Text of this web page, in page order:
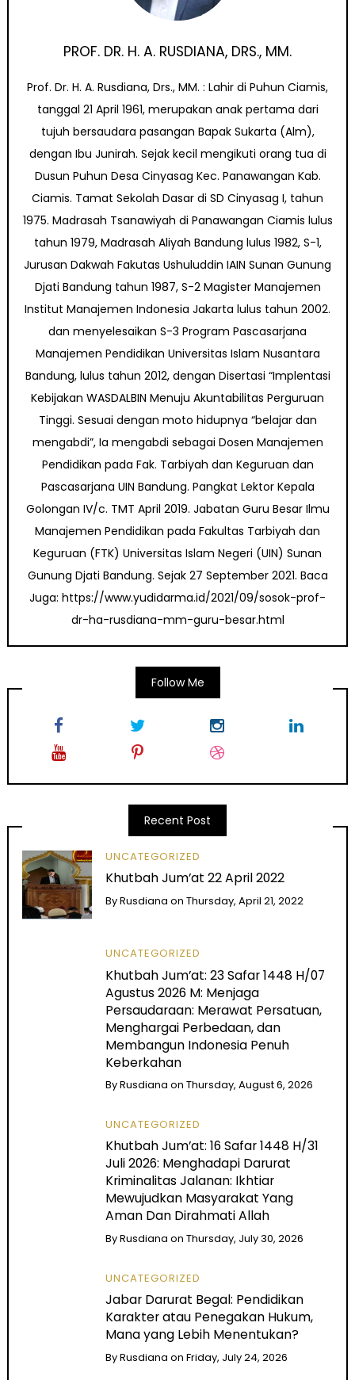
PROF. DR. H. A. RUSDIANA, DRS., MM.
Prof. Dr. H. A. Rusdiana, Drs., MM. : Lahir di Puhun Ciamis,
tanggal 21 April 1961, merupakan anak pertama dari
tujuh bersaudara pasangan Bapak Sukarta (Alm),
dengan Ibu Junirah. Sejak kecil mengikuti orang tua di
Dusun Puhun Desa Cinyasag Kec. Panawangan Kab.
Ciamis. Tamat Sekolah Dasar di SD Cinyasag I, tahun
1975. Madrasah Tsanawiyah di Panawangan Ciamis lulus
tahun 1979, Madrasah Aliyah Bandung lulus 1982, S-1,
Jurusan Dakwah Fakutas Ushuluddin IAIN Sunan Gunung
Djati Bandung tahun 1987, S-2 Magister Manajemen
Institut Manajemen Indonesia Jakarta lulus tahun 2002.
dan menyelesaikan S-3 Program Pascasarjana
Manajemen Pendidikan Universitas Islam Nusantara
Bandung, lulus tahun 2012, dengan Disertasi “Implentasi
Kebijakan WASDALBIN Menuju Akuntabilitas Perguruan
Tinggi. Sesuai dengan moto hidupnya “belajar dan
mengabdi”, Ia mengabdi sebagai Dosen Manajemen
Pendidikan pada Fak. Tarbiyah dan Keguruan dan
Pascasarjana UIN Bandung. Pangkat Lektor Kepala
Golongan IV/c. TMT April 2019. Jabatan Guru Besar Ilmu
Manajemen Pendidikan pada Fakultas Tarbiyah dan
Keguruan (FTK) Universitas Islam Negeri (UIN) Sunan
Gunung Djati Bandung. Sejak 27 September 2021. Baca
Juga: https://www.yudidarma.id/2021/09/sosok-prof-
dr-ha-rusdiana-mm-guru-besar.html
Follow Me
Recent Post
UNCATEGORIZED
Khutbah Jum’at 22 April 2022
ByRusdiana onThursday, April 21, 2022
UNCATEGORIZED
Khutbah Jum’at: 23 Safar 1448 H/07
Agustus 2026 M: Menjaga
Persaudaraan: Merawat Persatuan,
Menghargai Perbedaan, dan
Membangun Indonesia Penuh
Keberkahan
ByRusdiana onThursday, August 6, 2026
UNCATEGORIZED
Khutbah Jum’at: 16 Safar 1448 H/31
Juli 2026: Menghadapi Darurat
Kriminalitas Jalanan: Ikhtiar
Mewujudkan Masyarakat Yang
Aman Dan Dirahmati Allah
ByRusdiana onThursday, July 30, 2026
UNCATEGORIZED
Jabar Darurat Begal: Pendidikan
Karakter atau Penegakan Hukum,
Mana yang Lebih Menentukan?
ByRusdiana onFriday, July 24, 2026